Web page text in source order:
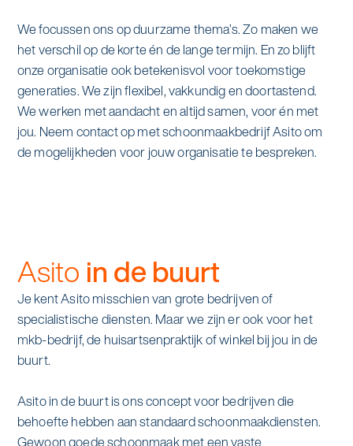
Mens & Asito
Werken bij Asito
We focussen ons op duurzame thema’s. Zo maken we
het verschil op de korte én de lange termijn. En zo blijft
onze organisatie ook betekenisvol voor toekomstige
generaties. We zijn flexibel, vakkundig en doortastend.
We werken met aandacht en altijd samen, voor én met
jou. Neem contact op met schoonmaakbedrijf Asito om
de mogelijkheden voor jouw organisatie te bespreken.
Asito in de buurt
Je kent Asito misschien van grote bedrijven of
specialistische diensten. Maar we zijn er ook voor het
mkb-bedrijf, de huisartsenpraktijk of winkel bij jou in de
buurt.
Asito in de buurt is ons concept voor bedrijven die
behoefte hebben aan standaard schoonmaakdiensten.